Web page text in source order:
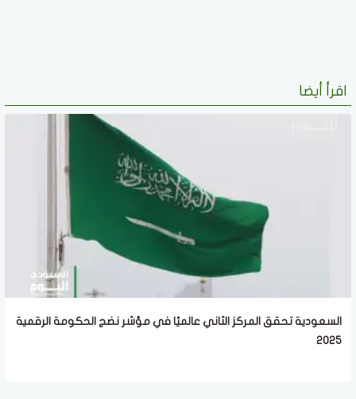
اقرأ أيضا
السعودية تحقق المركز الثاني عالميًا في مؤشر نضج الحكومة الرقمية
2025